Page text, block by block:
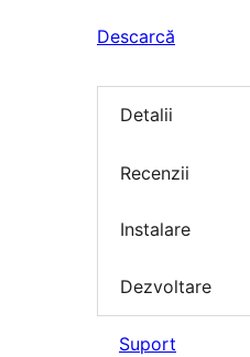
Descarcă
Detalii
Recenzii
Instalare
Dezvoltare
Suport